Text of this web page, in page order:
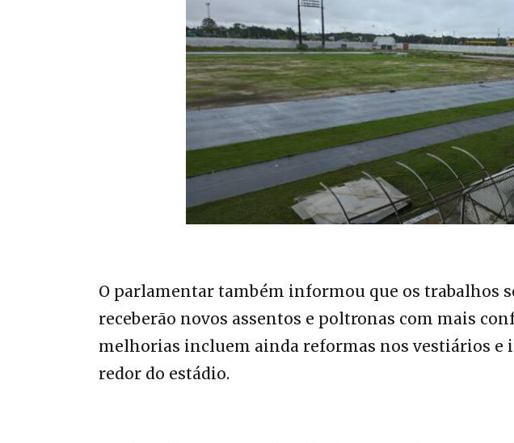
O parlamentar também informou que os trabalhos
receberão novos assentos e poltronas com mais
melhorias incluem ainda reformas nos vestiários e
redor do estádio.